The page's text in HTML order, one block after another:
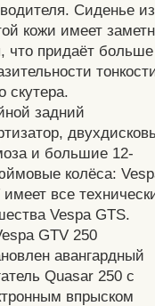
Сиденье из
кожи имеет
что придаёт больше
скутера.
задний
и большие 12-
колёса:
имеет все
Vespa GTS.
GTV 250
авангардный
Quasar 250 с
впрыском